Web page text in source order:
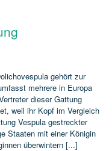
gehört zur
mehrere in Europa
dieser Gattung
weil ihr Kopf im Vergleich
Vespula gestreckter
Staaten mit einer Königin
überwintern [...]